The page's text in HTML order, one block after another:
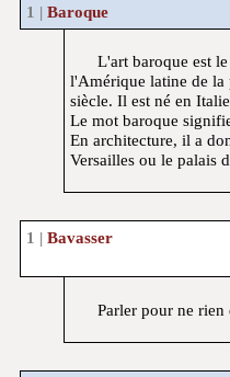
Baroque
L'art baroque est le style de l'art de l'Europe et de
l'Amérique latine de la
siècle. Il est né en
Le mot baroque
En architecture, il a
Versailles ou le palais
Bavasser
Parler pour ne rien